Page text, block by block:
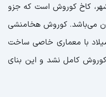
کاخ کوروش است که جزو
می‌باشد. کوروش هخامنشی
سال ۵۲۹ قبل از میلاد با معماری خاصی ساخت
کامل نشد و این بنای